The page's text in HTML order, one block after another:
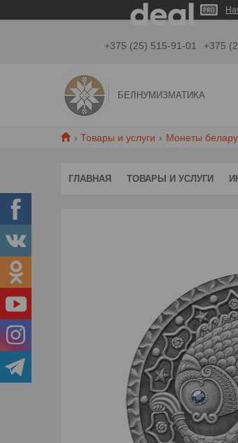
+375 (25) 515-91-01 +375
БЕЛНУМИЗМАТИКА
Товары и услуги Монеты
ГЛАВНАЯ ТОВАРЫ И УСЛУГИ